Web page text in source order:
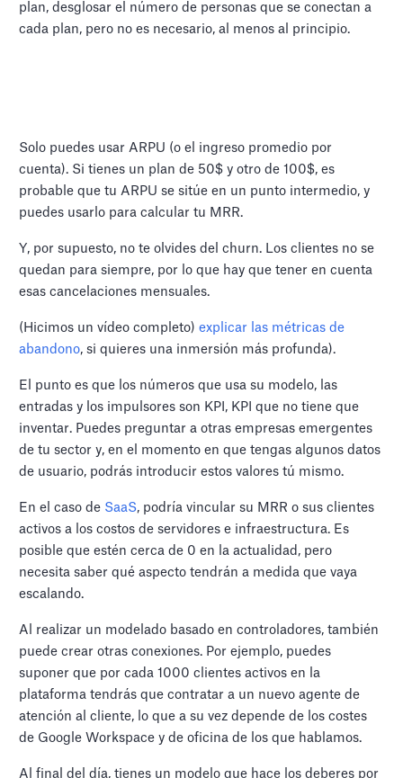
plan, desglosar el número de personas que se conectan a
cada plan, pero no es necesario, al menos al principio.
Solo puedes usar ARPU (o el ingreso promedio por
cuenta). Si tienes un plan de 50$ y otro de 100$, es
probable que tu ARPU se sitúe en un punto intermedio, y
puedes usarlo para calcular tu MRR.
Y, por supuesto, no te olvides del churn. Los clientes no se
quedan para siempre, por lo que hay que tener en cuenta
esas cancelaciones mensuales.
(Hicimos un vídeo completo)explicar las métricas de
abandono, si quieres una inmersión más profunda).
El punto es que los números que usa su modelo, las
entradas y los impulsores son KPI, KPI que no tiene que
inventar. Puedes preguntar a otras empresas emergentes
de tu sector y, en el momento en que tengas algunos datos
de usuario, podrás introducir estos valores tú mismo.
En el caso de SaaS, podría vincular su MRR o sus clientes
activos a los costos de servidores e infraestructura. Es
posible que estén cerca de 0 en la actualidad, pero
necesita saber qué aspecto tendrán a medida que vaya
escalando.
Al realizar un modelado basado en controladores, también
puede crear otras conexiones. Por ejemplo, puedes
suponer que por cada 1000 clientes activos en la
plataforma tendrás que contratar a un nuevo agente de
atención al cliente, lo que a su vez depende de los costes
de Google Workspace y de oficina de los que hablamos.
Al final del día, tienes un modelo que hace los deberes por